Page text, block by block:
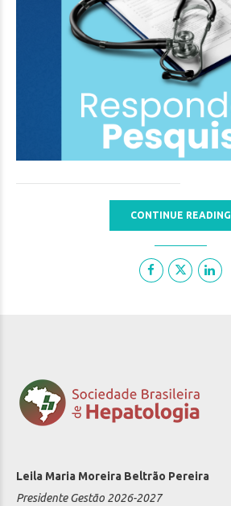
CONTINUE READING
Leila Maria Moreira Beltrão Pereira
Presidente Gestão 2026-2027